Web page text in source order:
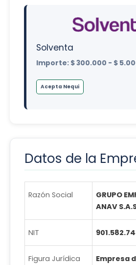
Solventa
Importe: $ 300.000 - $
Acepta Nequi
Datos de la
Razón Social
GRUPO
ANAV
NIT
Figura Jurídica
Empresa